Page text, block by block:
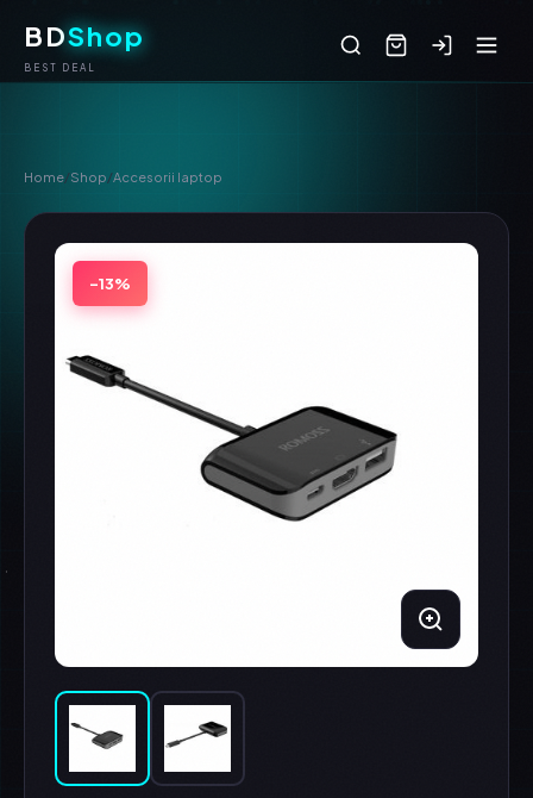
BDShop
BEST DEAL
Home/Shop/Accesorii laptop
-13%